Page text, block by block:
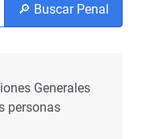
🔎 Buscar Penal
Generales
personas